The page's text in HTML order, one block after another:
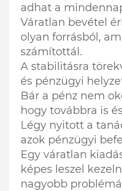
adhat a
Váratlan bevétel
olyan forrásból,
számítottál.
A stabilitásra
és pénzügyi
Bár a pénz nem
hogy továbbra is
Légy nyitott a
azok pénzügyi
Egy váratlan
képes leszel
nagyobb